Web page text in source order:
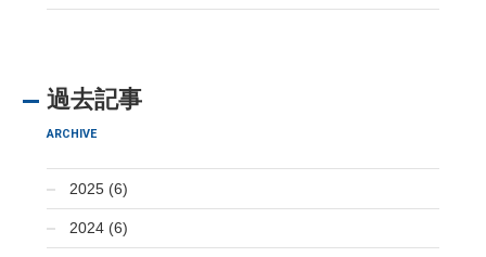
過去記事
ARCHIVE
2025 (6)
2024 (6)